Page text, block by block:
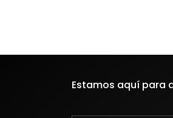
Estamos aquí para